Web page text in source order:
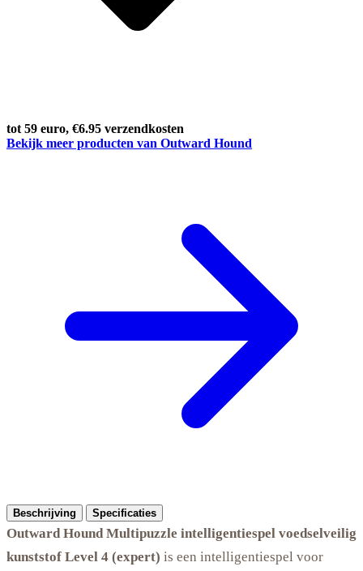
tot 59 euro, €6.95 verzendkosten
Bekijk meer producten van Outward Hound
Beschrijving Specificaties
Outward Hound Multipuzzle intelligentiespel voedselveilig
kunststof Level 4 (expert) is een intelligentiespel voor